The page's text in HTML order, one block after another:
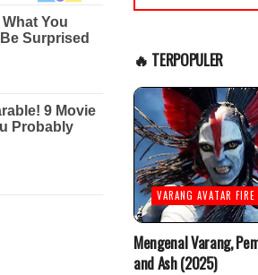
🔥 TERPOPULER
VARANG AVATAR FIRE
Mengenal Varang,
and Ash (2025)